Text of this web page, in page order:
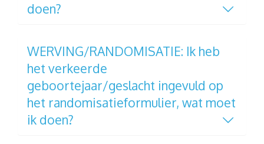
doen?
WERVING/RANDOMISATIE: Ik heb
het verkeerde
geboortejaar/geslacht ingevuld op
het randomisatieformulier, wat moet
ik doen?